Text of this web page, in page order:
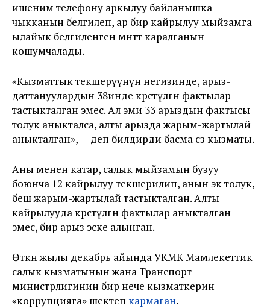
ишеним телефону аркылуу байланышка
чыкканын белгилеп, ар бир кайрылуу мыйзамга
ылайык белгиленген мөөнөттө каралганын
кошумчалады.
«Кызматтык текшерүүнүн негизинде, арыз-
даттануулардын 38инде көрсөтүлгөн фактылар
тастыкталган эмес. Ал эми 33 арыздын фактысы
толук аныкталса, алты арызда жарым-жартылай
аныкталган», — деп билдирди басма сөз кызматы.
Аны менен катар, салык мыйзамын бузуу
боюнча 12 кайрылуу текшерилип, анын экөө толук,
бешөө жарым-жартылай тастыкталган. Алты
кайрылууда көрсөтүлгөн фактылар аныкталган
эмес, бир арыз эске алынган.
Өткөн жылы декабрь айында УКМК Мамлекеттик
салык кызматынын жана Транспорт
министрлигинин бир нече кызматкерин
«коррупцияга» шектеп кармаган.